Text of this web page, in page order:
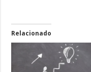
Relacionado